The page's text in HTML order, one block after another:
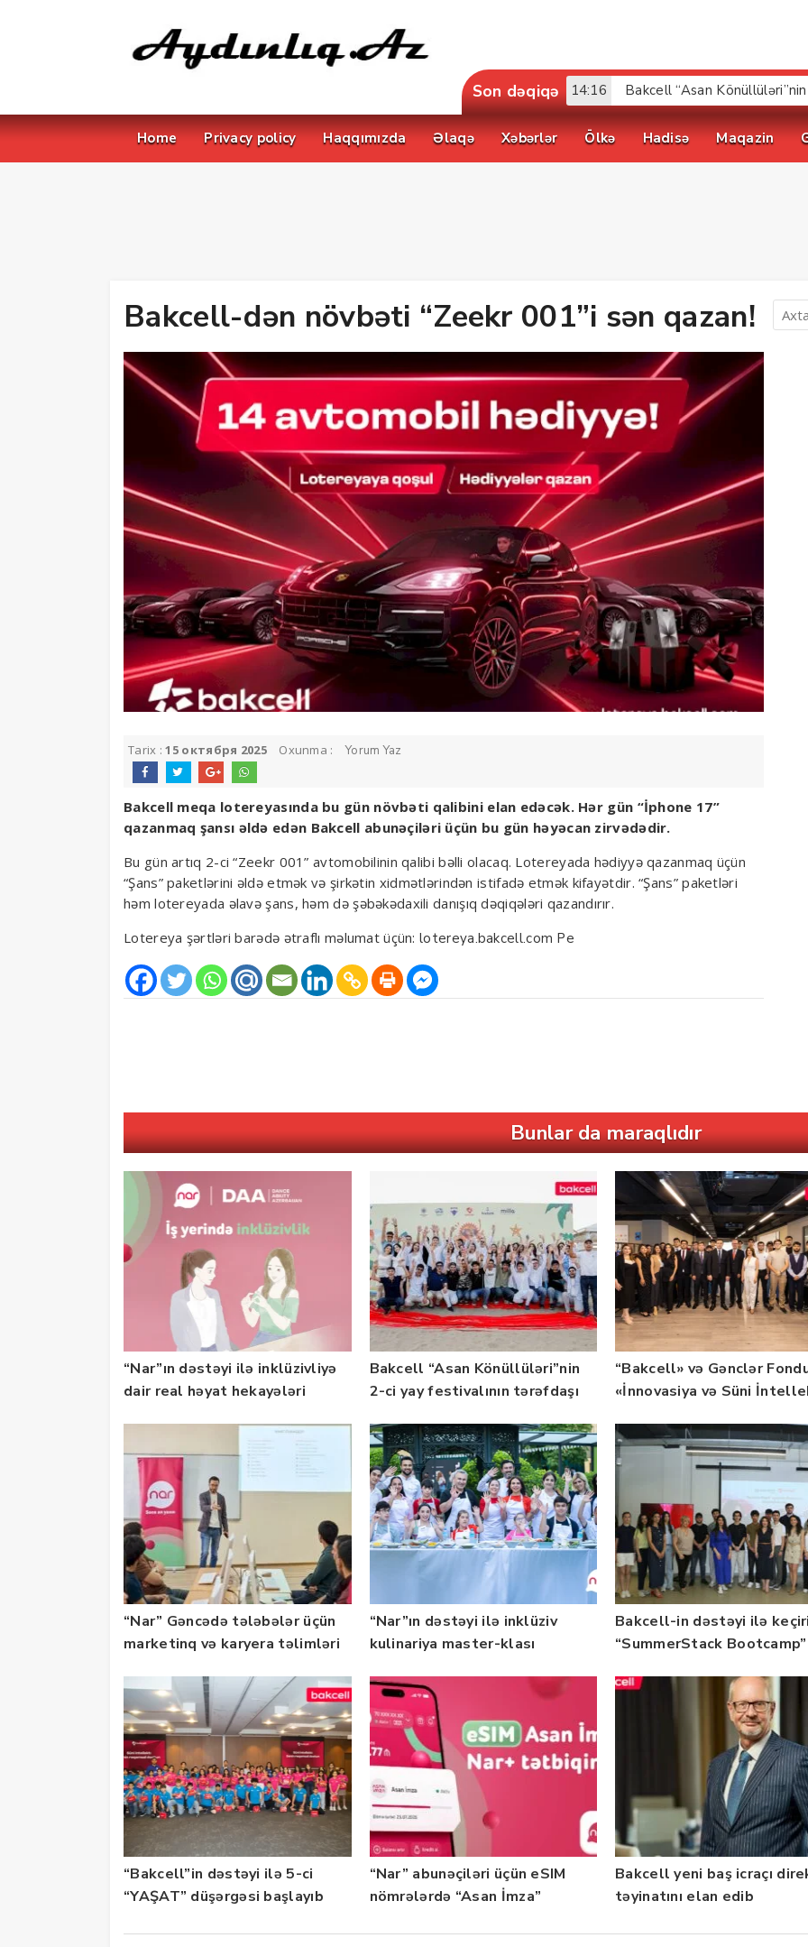
Son dəqiqə 17:52
Home Privacy policy Haqqımızda Əlaqə Xəbərlər Ölkə Hadisə Maqazin
Bakcell-dən növbəti “Zeekr 001”i sən qazan!
Tarix :15 октября 2025 Oxunma : Yorum Yaz
Bakcell meqa lotereyasında bu gün növbəti qalibini elan edəcək. Hər gün “İphone 17”
qazanmaq şansı əldə edən Bakcell abunəçiləri üçün bu gün həyəcan zirvədədir.
Bu gün artıq 2-ci “Zeekr 001” avtomobilinin qalibi bəlli olacaq. Lotereyada hədiyyə qazanmaq üçün
“Şans” paketlərini əldə etmək və şirkətin xidmətlərindən istifadə etmək kifayətdir. “Şans” paketləri
həm lotereyada əlavə şans, həm də şəbəkədaxili danışıq dəqiqələri qazandırır.
Lotereya şərtləri barədə ətraflı məlumat üçün:lotereya.bakcell.com Pe
Bunlar da maraqlıdır
“Nar”ın dəstəyi ilə inklüzivliyə
dair real həyat hekayələri
Bakcell “Asan Könüllüləri”nin
2-ci yay festivalının tərəfdaşı
“Bakcell» və Gənclər
«İnnovasiya və Süni
qalibləri ilə görüş keçirib
“Nar” Gəncədə tələbələr üçün
marketinq və karyera təlimləri
“Nar”ın dəstəyi ilə inklüziv
kulinariya master-klası
Bakcell-in dəstəyi ilə
“SummerStack Bootcamp”
“Bakcell”in dəstəyi ilə 5-ci
“YAŞAT” düşərgəsi başlayıb
“Nar” abunəçiləri üçün eSIM
nömrələrdə “Asan İmza”
Bakcell yeni baş icraçı
təyinatını elan edib